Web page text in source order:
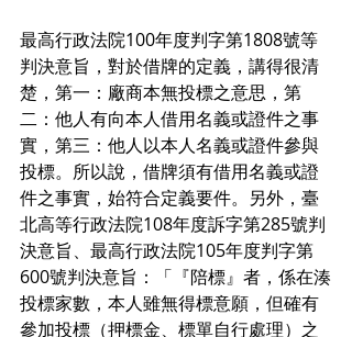
最高行政法院100年度判字第1808號等
判決意旨，對於借牌的定義，講得很清
楚，第一：廠商本無投標之意思，第
二：他人有向本人借用名義或證件之事
實，第三：他人以本人名義或證件參與
投標。所以說，借牌須有借用名義或證
件之事實，始符合定義要件。另外，臺
北高等行政法院108年度訴字第285號判
決意旨、最高行政法院105年度判字第
600號判決意旨：「『陪標』者，係在湊
投標家數，本人雖無得標意願，但確有
參加投標（押標金、標單自行處理）之